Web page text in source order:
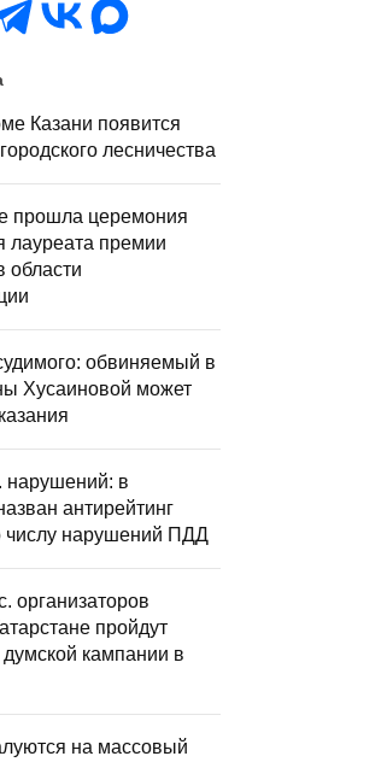
ПВО
более 1,1
Казани появится
лесничества
прошла церемония
лауреата премии
области
обвиняемый в
Хусаиновой может
нарушений: в
антирейтинг
числу нарушений ПДД
организаторов
пройдут
кампании в
на массовый